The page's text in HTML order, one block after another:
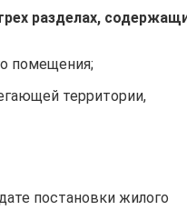
разделах,
помещения;
территории,
постановки жилого